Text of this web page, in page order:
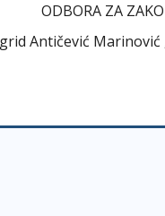
ODBORA ZA
Antičević Marinović